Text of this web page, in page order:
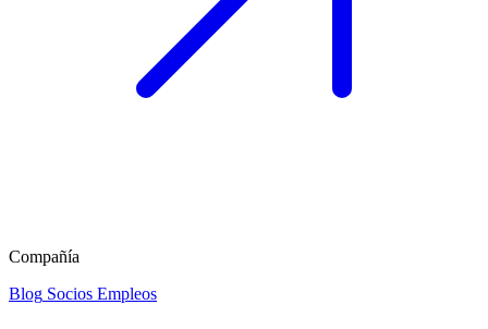
Compañía
Blog Socios Empleos